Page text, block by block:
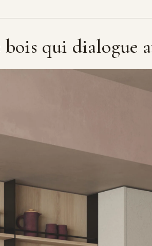
bois qui dialogue